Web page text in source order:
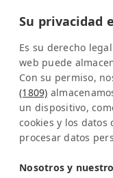
Latinconnect
a/o DMC Systems
Sabana Sur, Calle
Edificio ARA Tours
10108 San José
Costa Rica
Representación en
Su privacidad
Es su derecho
web puede
Con su permiso,
(1809)
un dispositivo,
cookies y los
procesar datos
Nosotros y